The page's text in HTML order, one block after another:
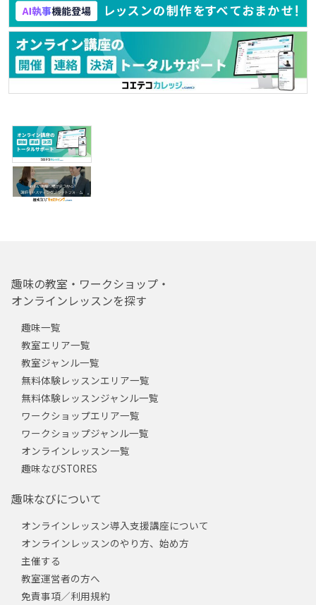
趣味の教室・ワークショップ・
オンラインレッスンを探す
趣味一覧
教室エリア一覧
教室ジャンル一覧
無料体験レッスンエリア一覧
無料体験レッスンジャンル一覧
ワークショップエリア一覧
ワークショップジャンル一覧
オンラインレッスン一覧
趣味なびSTORES
趣味なびについて
オンラインレッスン導入支援講座について
オンラインレッスンのやり方、始め方
主催する
教室運営者の方へ
免責事項／利用規約